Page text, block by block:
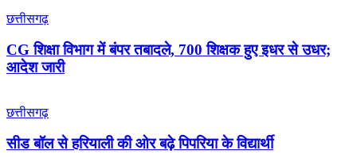
छत्तीसगढ़
CG शिक्षा विभाग में बंपर तबादले, 700 शिक्षक हुए इधर से उधर;
आदेश जारी
छत्तीसगढ़
सीड बॉल से हरियाली की ओर बढ़े पिपरिया के विद्यार्थी